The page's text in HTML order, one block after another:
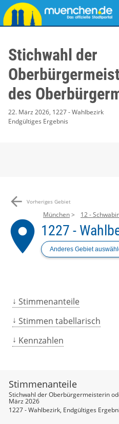
Stichwahl der
des
22. März 2026, 1227 - Wahlbezirk
Endgültiges Ergebnis
arrow_back Vorheriges Gebiet
place
München 12 -
1227 -
Anderes Gebiet
Stimmenanteile
Stimmen tabellarisch
Kennzahlen
Stimmenanteile
Stichwahl der Oberbürgermeisterin
März 2026
1227 - Wahlbezirk, Endgültiges